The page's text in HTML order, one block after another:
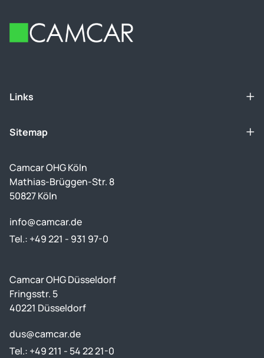
Footer
Links
Sitemap
Camcar OHG Köln
Mathias-Brüggen-Str. 8
50827 Köln
info@camcar.de
Tel.: +49 221 - 931 97-0
Camcar OHG Düsseldorf
Fringsstr. 5
40221 Düsseldorf
dus@camcar.de
Tel.: +49 211 - 54 22 21-0